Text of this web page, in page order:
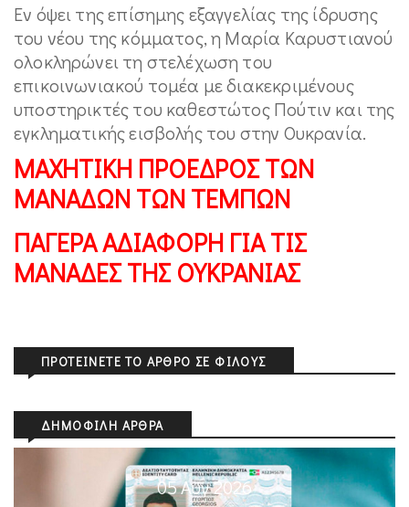
Εν όψει της επίσημης εξαγγελίας της ίδρυσης
του νέου της κόμματος, η Μαρία Καρυστιανού
ολοκληρώνει τη στελέχωση του
επικοινωνιακού τομέα με διακεκριμένους
υποστηρικτές του καθεστώτος Πούτιν και της
εγκληματικής εισβολής του στην Ουκρανία.
ΜΑΧΗΤΙΚΗ ΠΡΟΕΔΡΟΣ ΤΩΝ
ΜΑΝΑΔΩΝ ΤΩΝ ΤΕΜΠΩΝ
ΠΑΓΕΡΑ ΑΔΙΑΦΟΡΗ ΓΙΑ ΤΙΣ
ΜΑΝΑΔΕΣ ΤΗΣ ΟΥΚΡΑΝΙΑΣ
ΠΡΟΤΕΊΝΕΤΕ ΤΟ ΆΡΘΡΟ ΣΕ ΦΊΛΟΥΣ
ΔΗΜΟΦΙΛΉ ΆΡΘΡΑ
05 Αυγ 2026